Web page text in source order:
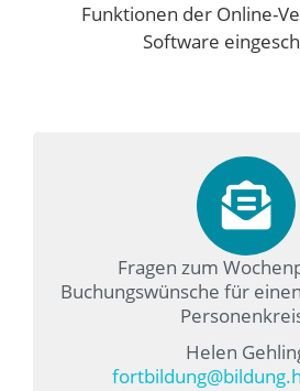
Funktionen der Online-
Software
Fragen zum
Buchungswünsche für
Helen